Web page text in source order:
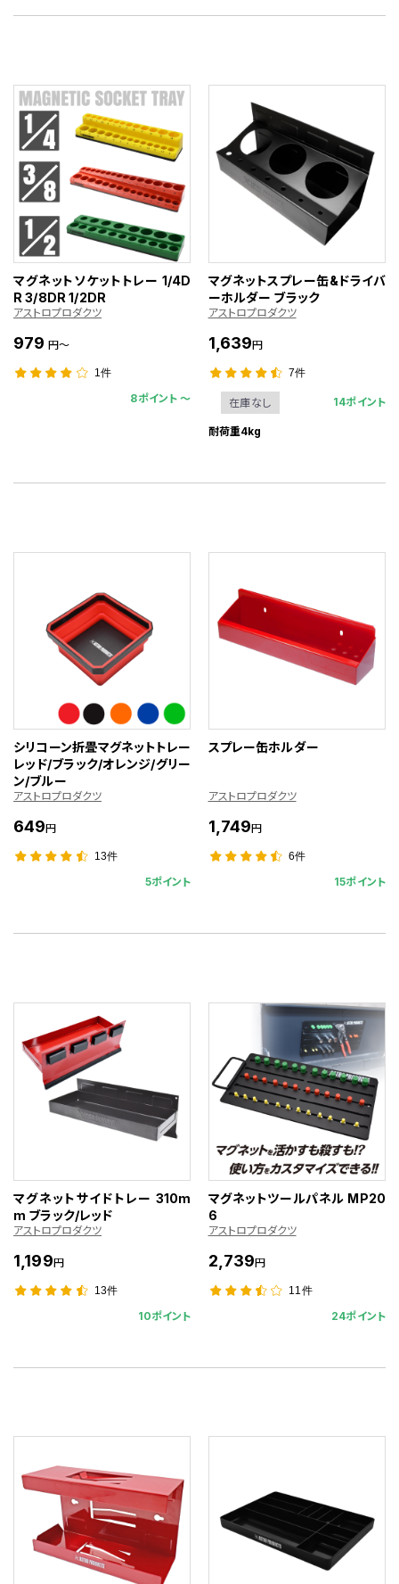
マグネットソケットトレー 1/4D
R 3/8DR 1/2DR
アストロプロダクツ
979 円～
1件
8ポイント 〜
マグネットスプレー缶&ドライバ
ーホルダー ブラック
アストロプロダクツ
1,639円
7件
在庫なし 14ポイント
耐荷重4kg
シリコーン折畳マグネットトレー
レッド/ブラック/オレンジ/グリー
ン/ブルー
アストロプロダクツ
649円
13件
5ポイント
スプレー缶ホルダー
アストロプロダクツ
1,749円
6件
15ポイント
マグネットサイドトレー 310m
m ブラック/レッド
アストロプロダクツ
1,199円
13件
10ポイント
マグネットツールパネル MP20
6
アストロプロダクツ
2,739円
11件
24ポイント